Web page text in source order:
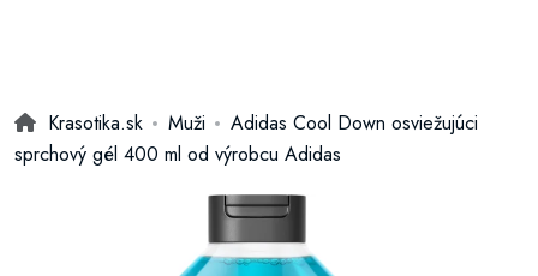
Krasotika.sk Muži
Adidas Cool Down osviežujúci
sprchový gél 400 ml od výrobcu Adidas